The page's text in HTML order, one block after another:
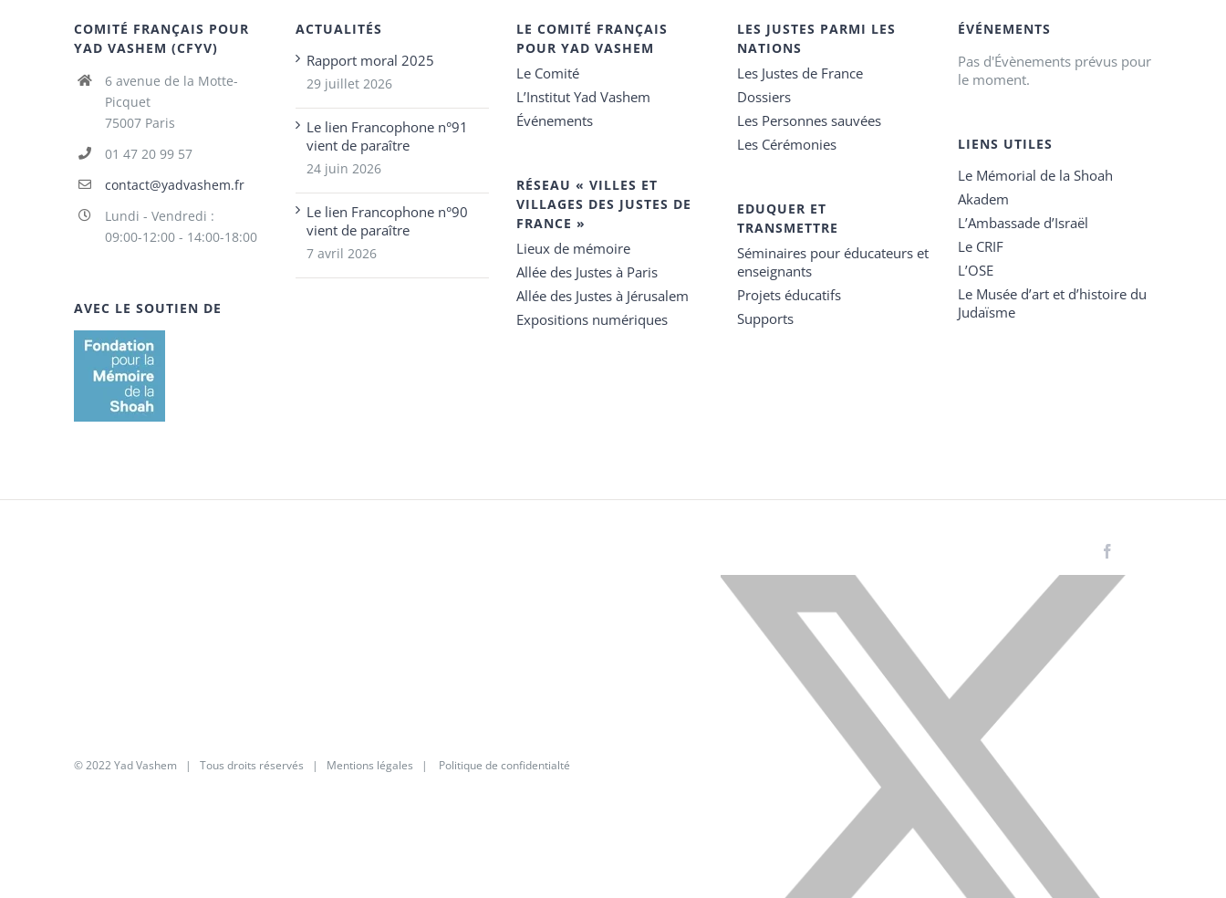
COMITÉ FRANÇAIS POUR
YAD VASHEM (CFYV)
6 avenue de la Motte-
Picquet
75007 Paris
01 47 20 99 57
contact@yadvashem.fr
Lundi - Vendredi :
09:00-12:00 - 14:00-18:00
AVEC LE SOUTIEN DE
ACTUALITÉS
Rapport moral 2025
29 juillet 2026
Le lien Francophone n°91
vient de paraître
24 juin 2026
Le lien Francophone n°90
vient de paraître
7 avril 2026
LE COMITÉ FRANÇAIS
POUR YAD VASHEM
Le Comité
L’Institut Yad Vashem
Événements
RÉSEAU « VILLES ET
VILLAGES DES JUSTES DE
FRANCE »
Lieux de mémoire
Allée des Justes à Paris
Allée des Justes à Jérusalem
Expositions numériques
LES JUSTES PARMI LES
NATIONS
Les Justes de France
Dossiers
Les Personnes sauvées
Les Cérémonies
EDUQUER ET
TRANSMETTRE
Séminaires pour éducateurs et
enseignants
Projets éducatifs
Supports
ÉVÉNEMENTS
Pas d'Évènements prévus pour
le moment.
LIENS UTILES
Le Mémorial de la Shoah
Akadem
L’Ambassade d’Israël
Le CRIF
L’OSE
Le Musée d’art et d’histoire du
Judaïsme
© 2022 Yad Vashem | Tous droits réservés | Mentions légales | Politique de confidentialté
X